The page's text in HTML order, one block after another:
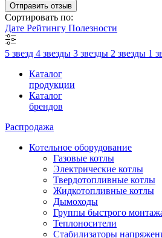
Отправить отзыв
Сортировать по:
Дате Рейтингу Полезности
5 звезд 4 звезды 3 звезды 2 звезды 1
Каталог
продукции
Каталог
брендов
Распродажа
Котельное оборудование
Газовые котлы
Электрические котлы
Твердотопливные котлы
Жидкотопливные котлы
Дымоходы
Группы быстрого
Теплоносители
Стабилизаторы